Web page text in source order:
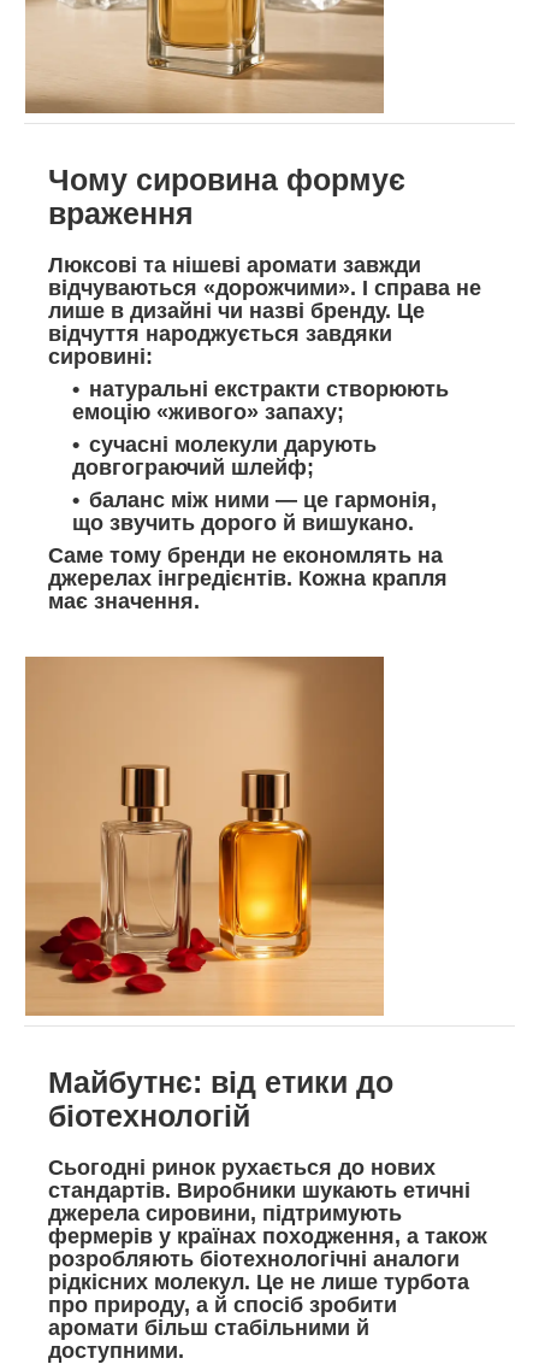
Чому сировина формує
враження
Люксові та нішеві аромати завжди
відчуваються «дорожчими». І справа не
лише в дизайні чи назві бренду. Це
відчуття народжується завдяки
сировині:
натуральні екстракти створюють
емоцію «живого» запаху;
сучасні молекули дарують
довгограючий шлейф;
баланс між ними — це гармонія,
що звучить дорого й вишукано.
Саме тому бренди не економлять на
джерелах інгредієнтів. Кожна крапля
має значення.
Майбутнє: від етики до
біотехнологій
Сьогодні ринок рухається до нових
стандартів. Виробники шукають етичні
джерела сировини, підтримують
фермерів у країнах походження, а також
розробляють біотехнологічні аналоги
рідкісних молекул. Це не лише турбота
про природу, а й спосіб зробити
аромати більш стабільними й
доступними.